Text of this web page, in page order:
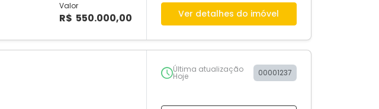
Valor
R$ 550.000,00 Ver detalhes do imóvel
Última atualização
Hoje 00001237